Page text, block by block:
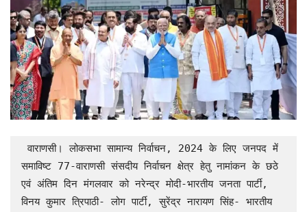
वाराणसी। लोकसभा सामान्य निर्वाचन, 2024 के लिए जनपद में
समाविष्ट 77-वाराणसी संसदीय निर्वाचन क्षेत्र हेतु नामांकन के छठे
एवं अंतिम दिन मंगलवार को नरेन्द्र मोदी-भारतीय जनता पार्टी,
विनय कुमार त्रिपाठी- लोग पार्टी, सुरेंद्र नारायण सिंह- भारतीय